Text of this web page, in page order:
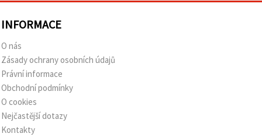
INFORMACE
O nás
Zásady ochrany osobních údajů
Právní informace
Obchodní podmínky
O cookies
Nejčastější dotazy
Kontakty